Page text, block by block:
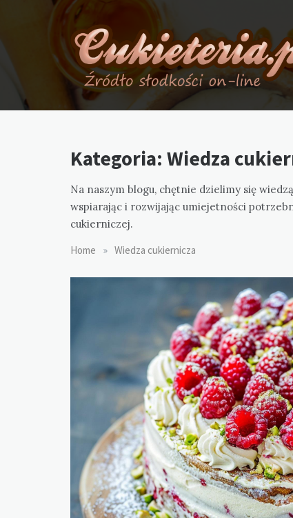
cukieteria.blog
Blog dla pasjonatów cukiernictwa
Kategoria: Wiedza
Na naszym blogu, chętnie dzielimy się
wspiarając i rozwijając umiejetności
cukierniczej.
Home
» Wiedza cukiernicza